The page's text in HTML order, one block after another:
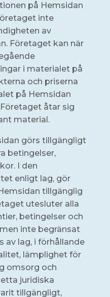
på Hemsidan
inte
av
Företaget kan när
i materialet på
och priserna
på Hemsidan
åtar sig
material.
görs tillgängligt
betingelser,
I den
enligt lag, gör
tillgänglig
utesluter alla
betingelser och
inte begränsat
av lag, i förhållande
lämplighet för
omsorg och
juridiska
tillgängligt,